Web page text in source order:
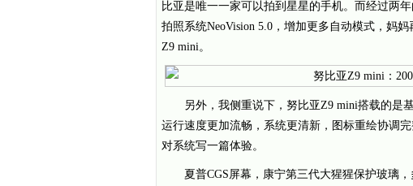
比亚是唯一一家可以拍到星星的手机。而经过两
拍照系统NeoVision 5.0，增加更多自动模式，妈
Z9 mini。
另外，我侧重说下，努比亚Z9 mini搭载的是
运行速度更加流畅，系统更清新，图标重绘协调
对系统写一篇体验。
夏普CGS屏幕，康宁第三代大猩猩保护玻璃